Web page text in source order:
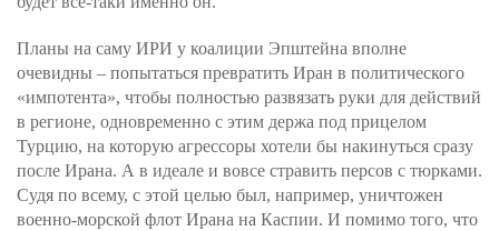
Планы на саму ИРИ у коалиции Эпштейна вполне
очевидны – попытаться превратить Иран в политического
«импотента», чтобы полностью развязать руки для действий
в регионе, одновременно с этим держа под прицелом
Турцию, на которую агрессоры хотели бы накинуться сразу
после Ирана. А в идеале и вовсе стравить персов с тюрками.
Судя по всему, с этой целью был, например, уничтожен
военно-морской флот Ирана на Каспии. И помимо того, что